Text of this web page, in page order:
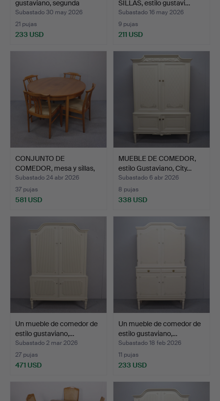
gustaviano, segunda
mitad…
Subastado 30 may 2026
21 pujas
233 USD
SILLAS, estilo gustavi…
Subastado 16 may 2026
9 pujas
211 USD
CONJUNTO DE
COMEDOR, mesa y sillas,
teca, …
Subastado 24 abr 2026
37 pujas
581 USD
MUEBLE DE COMEDOR,
estilo Gustaviano, City…
Subastado 6 abr 2026
8 pujas
338 USD
Un mueble de comedor de
estilo gustaviano,…
Subastado 2 mar 2026
27 pujas
471 USD
Un mueble de comedor de
estilo gustaviano,…
Subastado 18 feb 2026
11 pujas
233 USD